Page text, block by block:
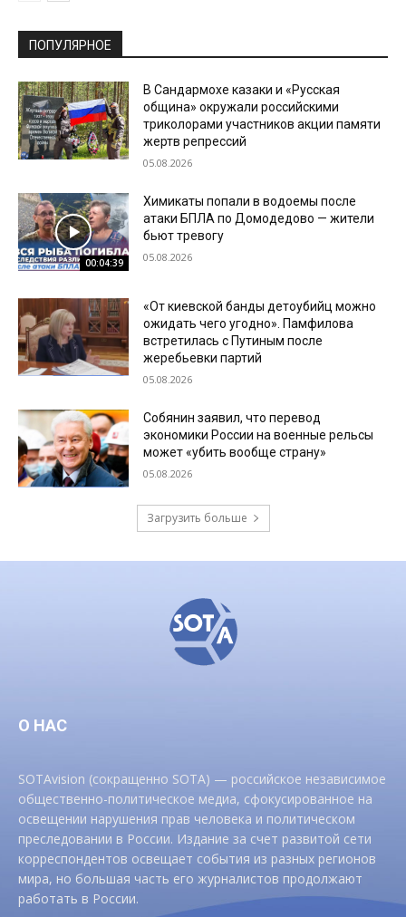
ПОПУЛЯРНОЕ
В Сандармохе казаки и «Русская
община» окружали российскими
триколорами участников акции памяти
жертв репрессий
05.08.2026
00:04:39
Химикаты попали в водоемы после
атаки БПЛА по Домодедово — жители
бьют тревогу
05.08.2026
«От киевской банды детоубийц можно
ожидать чего угодно». Памфилова
встретилась с Путиным после
жеребьевки партий
05.08.2026
Собянин заявил, что перевод
экономики России на военные рельсы
может «убить вообще страну»
05.08.2026
Загрузить больше
О НАС
SOTAvision (сокращенно SOTA) — российское независимое
общественно-политическое медиа, сфокусированное на
освещении нарушения прав человека и политическом
преследовании в России. Издание за счет развитой сети
корреспондентов освещает события из разных регионов
мира, но большая часть его журналистов продолжают
работать в России.